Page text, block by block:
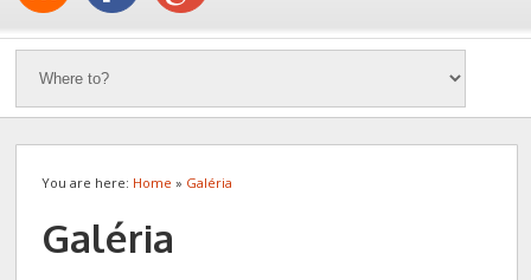
You are here: Home » Galéria
Galéria